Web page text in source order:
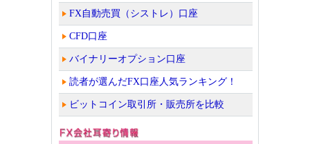
FX自動売買（シストレ）口座
CFD口座
バイナリーオプション口座
読者が選んだFX口座人気ランキング！
ビットコイン取引所・販売所を比較